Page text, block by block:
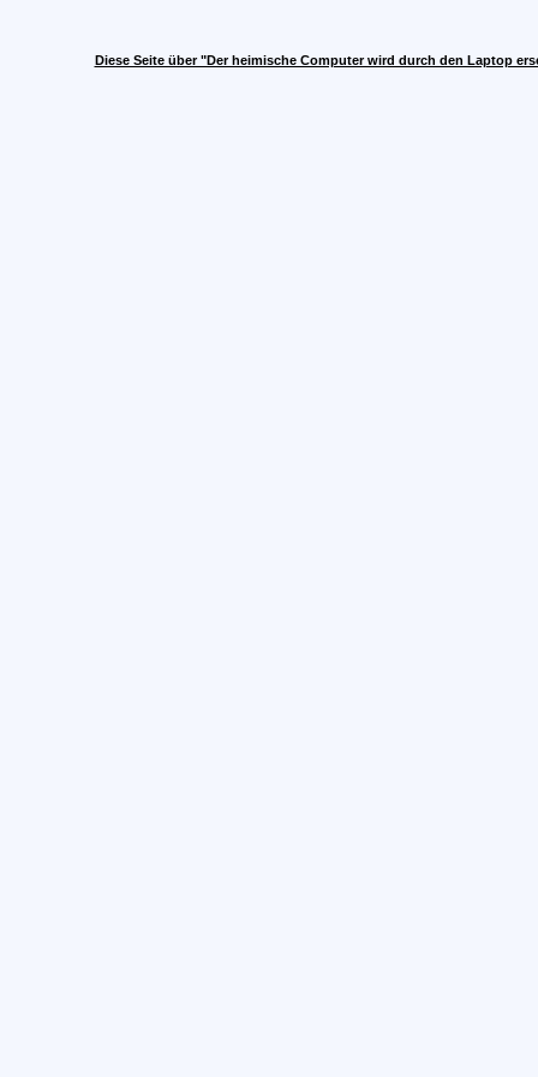
Diese Seite über "Der heimische Computer wird durch den Laptop